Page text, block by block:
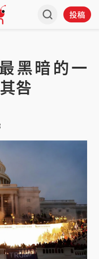
投稿
黑暗的一
咎